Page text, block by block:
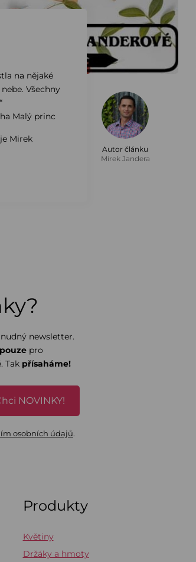
na nějaké
Všechny
Malý princ
Mirek
Autor článku
Mirek Jandera
newsletter.
pouze pro
Tak přísaháme!
NOVINKY!
osobních údajů.
Produkty
Květiny
Držáky a hmoty